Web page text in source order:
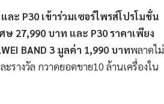
ละ P30 เข้าร่วมเซอร์ไพรส์โปรโมชั่น
27,990 บาท และ P30 ราคาเพียง
BAND 3 มูลค่า 1,990 บาทพลาดไม่
รางวัล กวาดยอดขาย10 ล้านเครื่องใน